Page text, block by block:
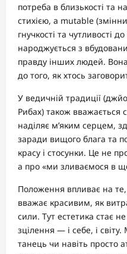
потреба в близькості та
стихією, а mutable
гнучкості та чутливості
народжується з
правду інших людей.
до того, як хтось
У ведичній традиції
Рибах) також вважається
наділяє м’яким серцем,
заради вищого блага та
красу і стосунки. Це не
а про «ми зливаємося в
Положення впливає на
вважає красивим, як
сили. Тут естетика стає
зцілення — і себе, і
танець чи навіть просто